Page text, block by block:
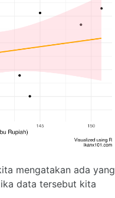
mengatakan ada yang
data tersebut kita